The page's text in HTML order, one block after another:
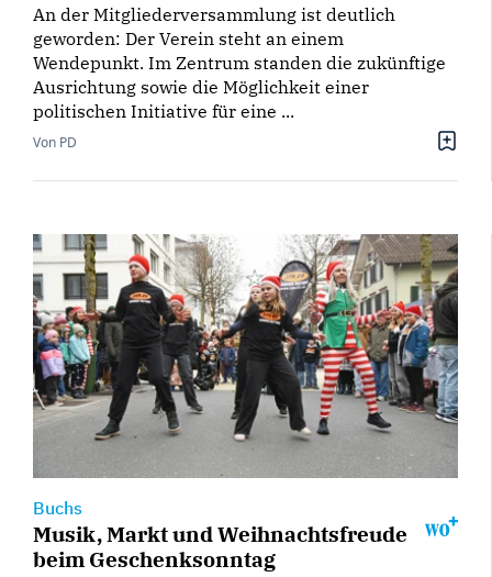
An der Mitgliederversammlung ist deutlich
geworden: Der Verein steht an einem
Wendepunkt. Im Zentrum standen die zukünftige
Ausrichtung sowie die Möglichkeit einer
politischen Initiative für eine ...
Von PD
Buchs
Musik, Markt und Weihnachtsfreude
beim Geschenksonntag